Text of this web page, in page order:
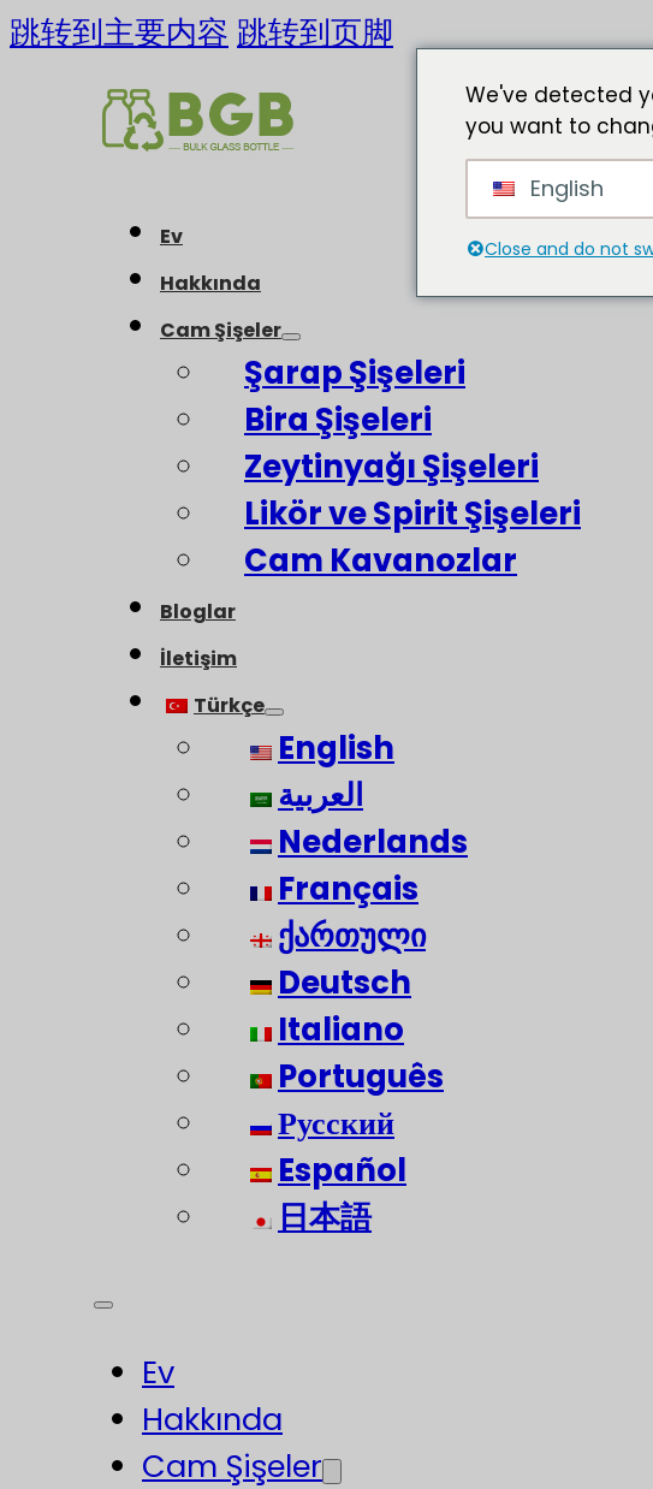
跳转到主要内容 跳转到页脚
Ev
Hakkında
Cam Şişeler
Şarap Şişeleri
Bira Şişeleri
Zeytinyağı Şişeleri
Likör ve Spirit Şişeleri
Cam Kavanozlar
Bloglar
İletişim
Türkçe
English
العربية
Nederlands
Français
ქართული
Deutsch
Italiano
Português
Русский
Español
日本語
Ev
Hakkında
Cam Şişeler
We've detected
you want to
English
Close and do not